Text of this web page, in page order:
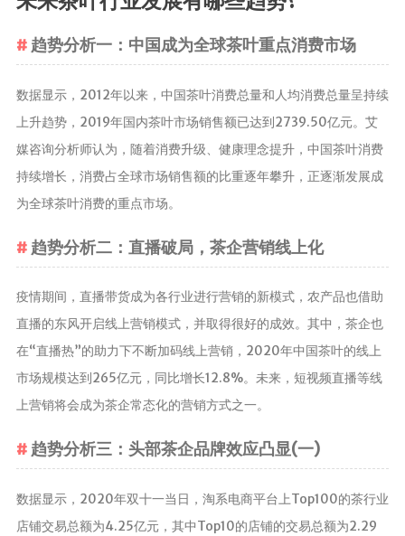
趋势分析一：中国成为全球茶叶重点消费市场
数据显示，2012年以来，中国茶叶消费总量和人均消费总量呈持续
上升趋势，2019年国内茶叶市场销售额已达到2739.50亿元。艾
媒咨询分析师认为，随着消费升级、健康理念提升，中国茶叶消费
持续增长，消费占全球市场销售额的比重逐年攀升，正逐渐发展成
为全球茶叶消费的重点市场。
趋势分析二：直播破局，茶企营销线上化
疫情期间，直播带货成为各行业进行营销的新模式，农产品也借助
直播的东风开启线上营销模式，并取得很好的成效。其中，茶企也
在“直播热”的助力下不断加码线上营销，2020年中国茶叶的线上
市场规模达到265亿元，同比增长12.8%。未来，短视频直播等线
上营销将会成为茶企常态化的营销方式之一。
趋势分析三：头部茶企品牌效应凸显(一)
数据显示，2020年双十一当日，淘系电商平台上Top100的茶行业
店铺交易总额为4.25亿元，其中Top10的店铺的交易总额为2.29